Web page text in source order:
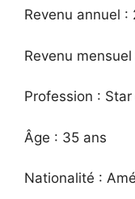
Revenu annuel
Revenu
Profession :
Âge : 35 ans
Nationalité :